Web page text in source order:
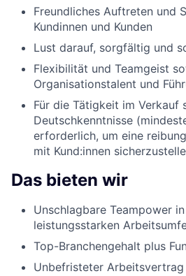
Freundliches Auftreten und
Kundinnen und Kunden
Lust darauf, sorgfältig und
Flexibilität und Teamgeist
Organisationstalent und
Für die Tätigkeit im Verkauf
Deutschkenntnisse
erforderlich, um eine
mit Kund:innen
Das bieten wir
Unschlagbare Teampower
leistungsstarken
Top-Branchengehalt plus
Unbefristeter Arbeitsvertrag